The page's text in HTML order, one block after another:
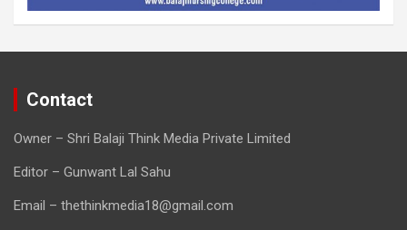
Contact
Owner – Shri Balaji Think Media Private Limited
Editor – Gunwant Lal Sahu
Email – thethinkmedia18@gmail.com